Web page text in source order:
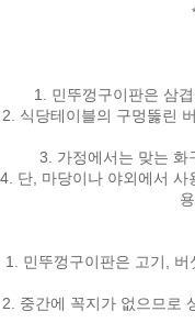
1. 민뚜껑구이판은 삼
2. 식당테이블의 구멍뚫린
3. 가정에서는 맞는 화
4. 단, 마당이나 야외에서
1. 민뚜껑구이판은 고기,
2. 중간에 꼭지가 없으므로